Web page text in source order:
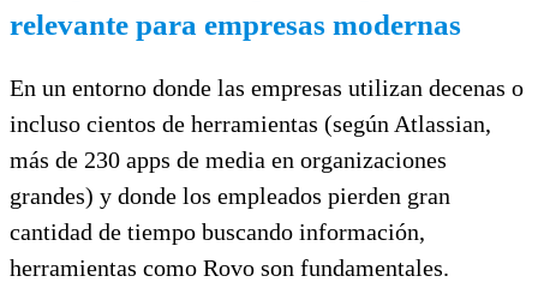
relevante para empresas modernas
En un entorno donde las empresas utilizan decenas o
incluso cientos de herramientas (según Atlassian,
más de 230 apps de media en organizaciones
grandes) y donde los empleados pierden gran
cantidad de tiempo buscando información,
herramientas como Rovo son fundamentales.